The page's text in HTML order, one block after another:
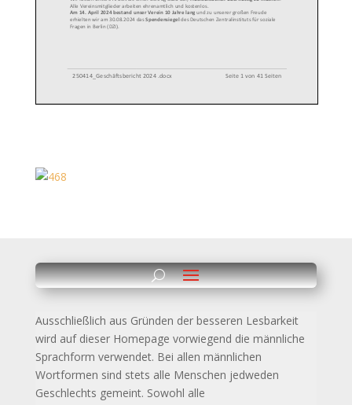
Ausschließlich aus Gründen der besseren Lesbarkeit
wird auf dieser Homepage vorwiegend die männliche
Sprachform verwendet. Bei allen männlichen
Wortformen sind stets alle Menschen jedweden
Geschlechts gemeint. Sowohl alle